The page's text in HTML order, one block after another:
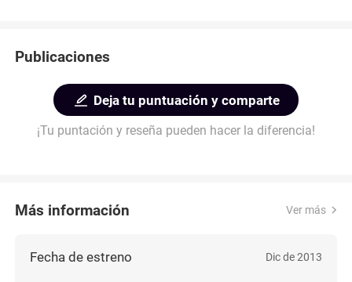
Publicaciones
Deja tu puntuación y comparte
¡Tu puntación y reseña pueden hacer la diferencia!
Más información Ver más
Fecha de estreno Dic de 2013